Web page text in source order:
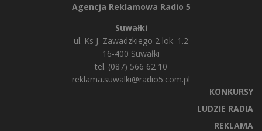
Agencja Reklamowa Radio 5
Suwałki
ul. Ks J. Zawadzkiego 2 lok. 1.2
16-400 Suwałki
tel. (087) 566 62 10
reklama.suwalki@radio5.com.pl
KONKURSY
LUDZIE RADIA
REKLAMA